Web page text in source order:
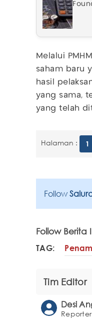
Melalui
saham baru
hasil
yang sama,
yang telah
Halaman : 1
Follow
Follow Berita
TAG:
Tim Editor
Desi
Reporter